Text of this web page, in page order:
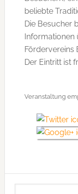
beliebte
Die Besucher
Informationen
Fördervereins
Der Eintritt ist
Veranstaltung